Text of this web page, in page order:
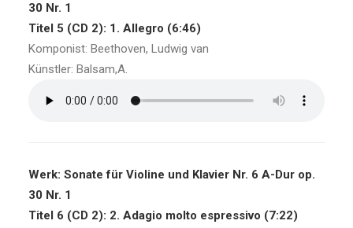
30 Nr. 1
Titel 5 (CD 2): 1. Allegro (6:46)
Komponist: Beethoven, Ludwig van
Künstler: Balsam,A.
Werk: Sonate für Violine und Klavier Nr. 6 A-Dur op.
30 Nr. 1
Titel 6 (CD 2): 2. Adagio molto espressivo (7:22)